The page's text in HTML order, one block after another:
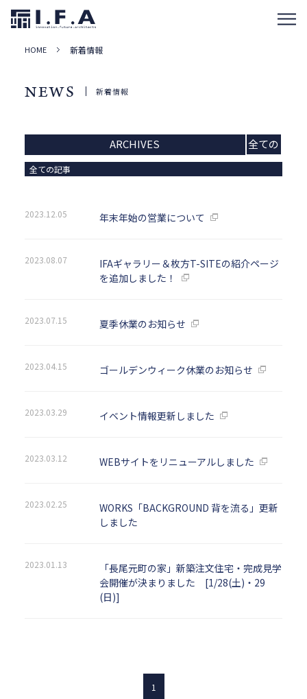
HOME 新着情報
NEWS 新着情報
ARCHIVES
全ての
記事
全ての記事
2023.12.05 年末年始の営業について
2023.08.07
IFAギャラリー＆枚方T-SITEの紹介ページ
を追加しました！
2023.07.15 夏季休業のお知らせ
2023.04.15 ゴールデンウィーク休業のお知らせ
2023.03.29 イベント情報更新しました
2023.03.12 WEBサイトをリニューアルしました
2023.02.25
WORKS「BACKGROUND 背を流る」更新
しました
2023.01.13
「長尾元町の家」新築注文住宅・完成見学
会開催が決まりました [1/28(土)・29
(日)]
1